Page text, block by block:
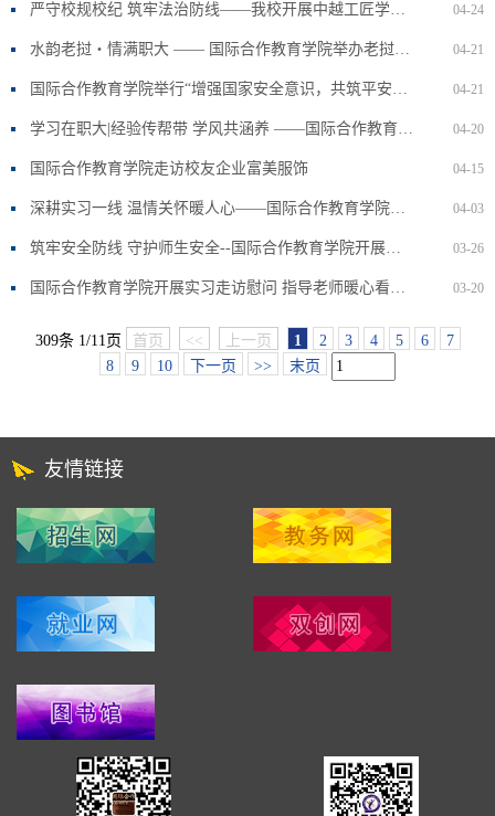
04-24
04-21
04-21
04-20
04-15
国际合作教育学院走访校友企业富美服饰
04-03
03-26
03-20
309条 1/11页 首页 << 上一页 1 2 3 4 5 6
7
8
9 10 下一页 >> 末页
友情链接